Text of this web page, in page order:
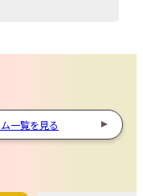
一覧を見る